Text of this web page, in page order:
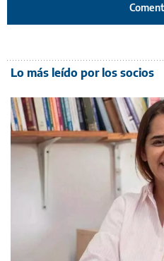
Lo más leído por los socios